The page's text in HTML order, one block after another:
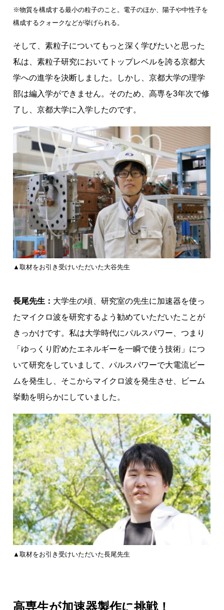
※物質を構成する最小の粒子のこと。電子のほか、陽子や中性子を
構成するクォークなどが挙げられる。
そして、素粒子についてもっと深く学びたいと思った
私は、素粒子研究においてトップレベルを誇る京都大
学への進学を決断しました。しかし、京都大学の理学
部は編入学ができません。そのため、高専を3年次で修
了し、京都大学に入学したのです。
▲取材をお引き受けいただいた大谷先生
長尾先生： 大学生の頃、研究室の先生に加速器を使っ
たマイクロ波を研究するよう勧めていただいたことが
きっかけです。私は大学時代にパルスパワー、つまり
「ゆっくり貯めたエネルギーを一瞬で使う技術」につ
いて研究をしていまして、パルスパワーで大電流ビー
ムを発生し、そこからマイクロ波を発生させ、ビーム
挙動を明らかにしていました。
▲取材をお引き受けいただいた長尾先生
高専生が加速器製作に挑戦！